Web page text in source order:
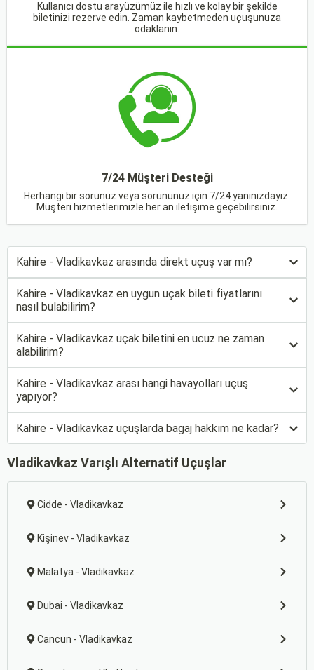
Kullanıcı dostu arayüzümüz ile hızlı ve kolay bir şekilde
biletinizi rezerve edin. Zaman kaybetmeden uçuşunuza
odaklanın.
7/24 Müşteri Desteği
Herhangi bir sorunuz veya sorununuz için 7/24 yanınızdayız.
Müşteri hizmetlerimizle her an iletişime geçebilirsiniz.
Kahire - Vladikavkaz arasında direkt uçuş var mı?
Kahire - Vladikavkaz en uygun uçak bileti fiyatlarını
nasıl bulabilirim?
Kahire - Vladikavkaz uçak biletini en ucuz ne zaman
alabilirim?
Kahire - Vladikavkaz arası hangi havayolları uçuş
yapıyor?
Kahire - Vladikavkaz uçuşlarda bagaj hakkım ne kadar?
Vladikavkaz Varışlı Alternatif Uçuşlar
Cidde - Vladikavkaz
Kişinev - Vladikavkaz
Malatya - Vladikavkaz
Dubai - Vladikavkaz
Cancun - Vladikavkaz